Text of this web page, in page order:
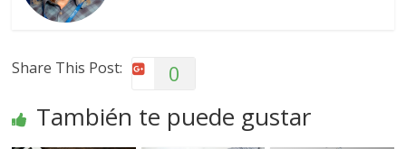
Share This Post: 0
También te puede gustar